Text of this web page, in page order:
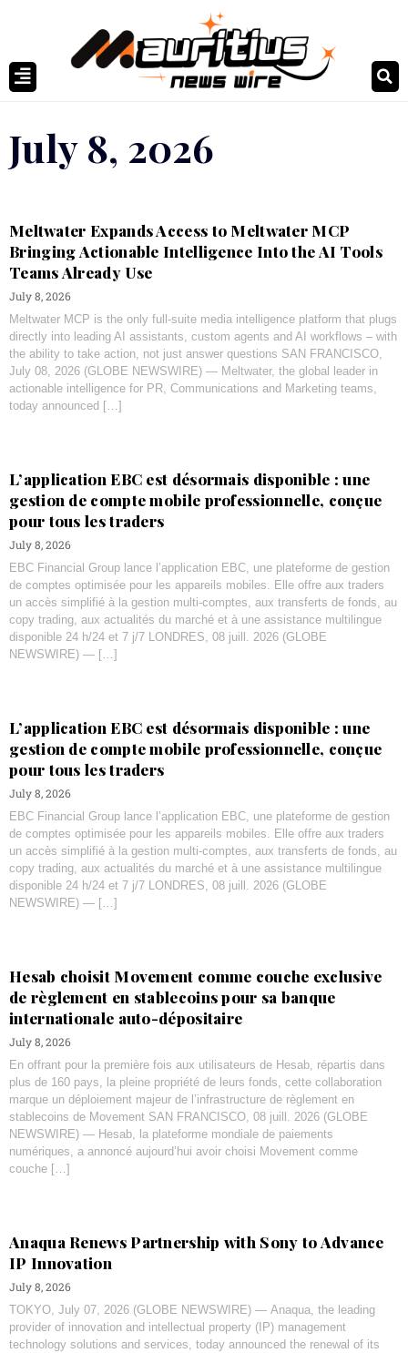
July 8, 2026
Meltwater Expands Access to Meltwater MCP
Bringing Actionable Intelligence Into the AI Tools
Teams Already Use
July 8, 2026
Meltwater MCP is the only full-suite media intelligence platform that plugs
directly into leading AI assistants, custom agents and AI workflows – with
the ability to take action, not just answer questions SAN FRANCISCO,
July 08, 2026 (GLOBE NEWSWIRE) — Meltwater, the global leader in
actionable intelligence for PR, Communications and Marketing teams,
today announced […]
L’application EBC est désormais disponible : une
gestion de compte mobile professionnelle, conçue
pour tous les traders
July 8, 2026
EBC Financial Group lance l’application EBC, une plateforme de gestion
de comptes optimisée pour les appareils mobiles. Elle offre aux traders
un accès simplifié à la gestion multi-comptes, aux transferts de fonds, au
copy trading, aux actualités du marché et à une assistance multilingue
disponible 24 h/24 et 7 j/7 LONDRES, 08 juill. 2026 (GLOBE
NEWSWIRE) — […]
L’application EBC est désormais disponible : une
gestion de compte mobile professionnelle, conçue
pour tous les traders
July 8, 2026
EBC Financial Group lance l’application EBC, une plateforme de gestion
de comptes optimisée pour les appareils mobiles. Elle offre aux traders
un accès simplifié à la gestion multi-comptes, aux transferts de fonds, au
copy trading, aux actualités du marché et à une assistance multilingue
disponible 24 h/24 et 7 j/7 LONDRES, 08 juill. 2026 (GLOBE
NEWSWIRE) — […]
Hesab choisit Movement comme couche exclusive
de règlement en stablecoins pour sa banque
internationale auto-dépositaire
July 8, 2026
En offrant pour la première fois aux utilisateurs de Hesab, répartis dans
plus de 160 pays, la pleine propriété de leurs fonds, cette collaboration
marque un déploiement majeur de l’infrastructure de règlement en
stablecoins de Movement SAN FRANCISCO, 08 juill. 2026 (GLOBE
NEWSWIRE) — Hesab, la plateforme mondiale de paiements
numériques, a annoncé aujourd’hui avoir choisi Movement comme
couche […]
Anaqua Renews Partnership with Sony to Advance
IP Innovation
July 8, 2026
TOKYO, July 07, 2026 (GLOBE NEWSWIRE) — Anaqua, the leading
provider of innovation and intellectual property (IP) management
technology solutions and services, today announced the renewal of its